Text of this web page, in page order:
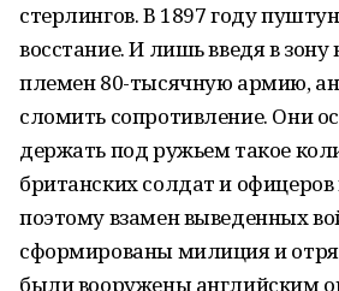
стерлингов. В 1897 году
восстание. И лишь введя в
племен 80-тысячную армию,
сломить сопротивление. Они
держать под ружьем такое
британских солдат и
поэтому взамен выведенных
сформированы милиция и
были вооружены английским